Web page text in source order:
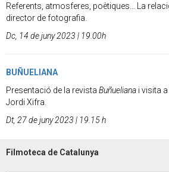
Referents, atmosferes, poètiques… La
director de fotografia.
Dc, 14 de juny 2023 | 19.00h
BUÑUELIANA
Presentació de la revista Buñueliana i visita
Jordi Xifra.
Dt, 27 de juny 2023 | 19.15 h
Filmoteca de Catalunya